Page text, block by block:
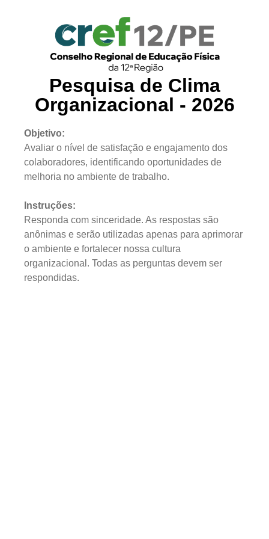
Pesquisa de Clima
Organizacional - 2026
Objetivo:
Avaliar o nível de satisfação e engajamento dos
colaboradores, identificando oportunidades de
melhoria no ambiente de trabalho.
Instruções:
Responda com sinceridade. As respostas são
anônimas e serão utilizadas apenas para aprimorar
o ambiente e fortalecer nossa cultura
organizacional. Todas as perguntas devem ser
respondidas.